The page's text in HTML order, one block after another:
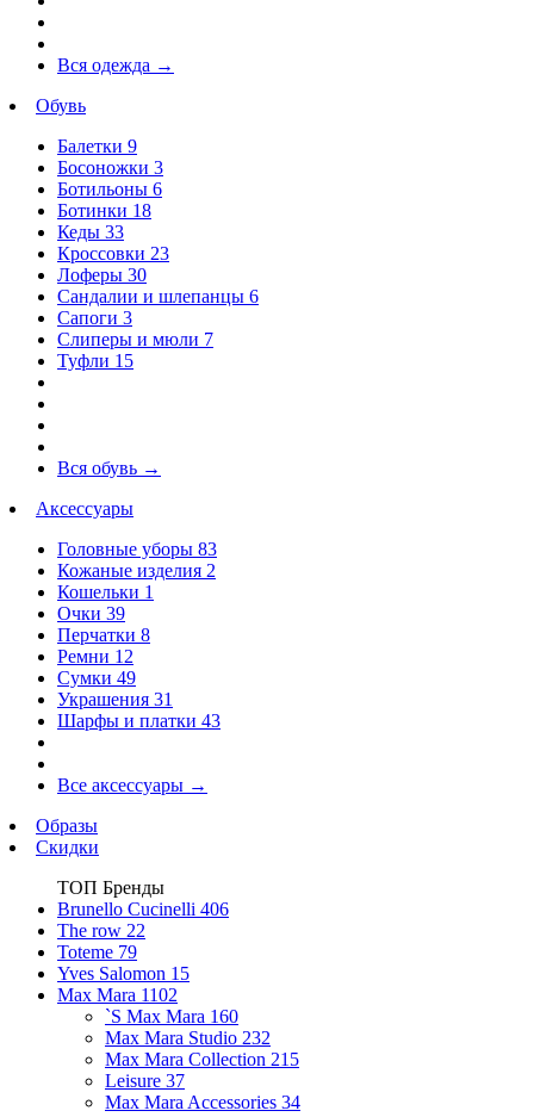
Вся одежда →
Обувь
Балетки 9
Босоножки 3
Ботильоны 6
Ботинки 18
Кеды 33
Кроссовки 23
Лоферы 30
Сандалии и шлепанцы 6
Сапоги 3
Слиперы и мюли 7
Туфли 15
Вся обувь →
Аксессуары
Головные уборы 83
Кожаные изделия 2
Кошельки 1
Очки 39
Перчатки 8
Ремни 12
Сумки 49
Украшения 31
Шарфы и платки 43
Все аксессуары →
Образы
Скидки
ТОП Бренды
Brunello Cucinelli 406
The row 22
Toteme 79
Yves Salomon 15
Max Mara 1102
`S Max Mara 160
Max Mara Studio 232
Max Mara Collection 215
Leisure 37
Max Mara Accessories 34